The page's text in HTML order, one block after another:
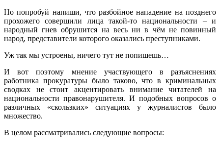
Но попробуй напиши, что разбойное нападение на позднего
прохожего совершили лица такой-то национальности – и
народный гнев обрушится на весь ни в чём не повинный
народ, представители которого оказались преступниками.
Уж так мы устроены, ничего тут не попишешь…
И вот поэтому мнение участвующего в разъяснениях
работника прокуратуры было таково, что в криминальных
сводках не стоит акцентировать внимание читателей на
национальности правонарушителя. И подобных вопросов о
различных «скользких» ситуациях у журналистов было
множество.
В целом рассматривались следующие вопросы: